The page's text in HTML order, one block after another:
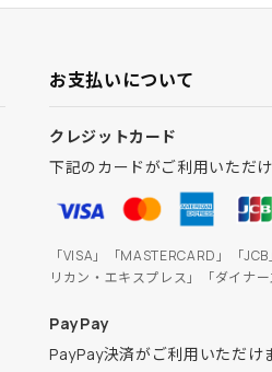
お支払いについて
クレジットカード
下記のカードがご利用いただけ
「VISA」「MASTERCARD」「
リカン・エキスプレス」「ダイナー
PayPay
PayPay決済がご利用いただけ